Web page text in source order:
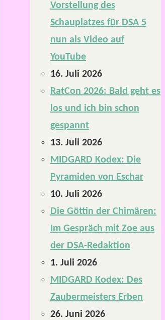
Vorstellung des
Schauplatzes für DSA 5
nun als Video auf
YouTube
16. Juli 2026
RatCon 2026: Bald geht es
los und ich bin schon
gespannt
13. Juli 2026
MIDGARD Kodex: Die
Pyramiden von Eschar
10. Juli 2026
Die Göttin der Chimären:
Im Gespräch mit Zoe aus
der DSA-Redaktion
1. Juli 2026
MIDGARD Kodex: Des
Zaubermeisters Erben
26. Juni 2026